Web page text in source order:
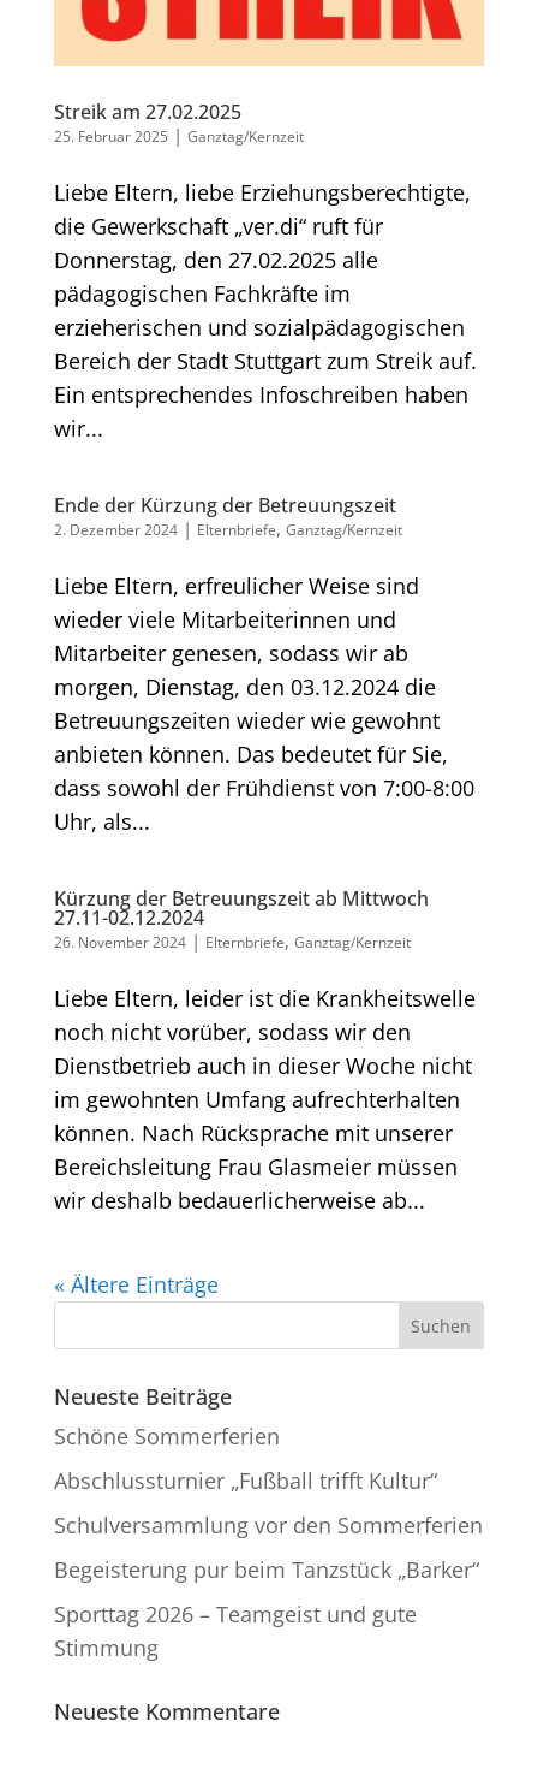
Streik am 27.02.2025
25. Februar 2025 | Ganztag/Kernzeit
Liebe Eltern, liebe Erziehungsberechtigte,
die Gewerkschaft „ver.di“ ruft für
Donnerstag, den 27.02.2025 alle
pädagogischen Fachkräfte im
erzieherischen und sozialpädagogischen
Bereich der Stadt Stuttgart zum Streik auf.
Ein entsprechendes Infoschreiben haben
wir...
Ende der Kürzung der Betreuungszeit
2. Dezember 2024| Elternbriefe, Ganztag/Kernzeit
Liebe Eltern, erfreulicher Weise sind
wieder viele Mitarbeiterinnen und
Mitarbeiter genesen, sodass wir ab
morgen, Dienstag, den 03.12.2024 die
Betreuungszeiten wieder wie gewohnt
anbieten können. Das bedeutet für Sie,
dass sowohl der Frühdienst von 7:00-8:00
Uhr, als...
Kürzung der Betreuungszeit ab Mittwoch
27.11-02.12.2024
26. November 2024| Elternbriefe, Ganztag/Kernzeit
Liebe Eltern, leider ist die Krankheitswelle
noch nicht vorüber, sodass wir den
Dienstbetrieb auch in dieser Woche nicht
im gewohnten Umfang aufrechterhalten
können. Nach Rücksprache mit unserer
Bereichsleitung Frau Glasmeier müssen
wir deshalb bedauerlicherweise ab...
« Ältere Einträge
Neueste Beiträge
Schöne Sommerferien
Abschlussturnier „Fußball trifft Kultur“
Schulversammlung vor den Sommerferien
Begeisterung pur beim Tanzstück „Barker“
Sporttag 2026 – Teamgeist und gute
Stimmung
Neueste Kommentare